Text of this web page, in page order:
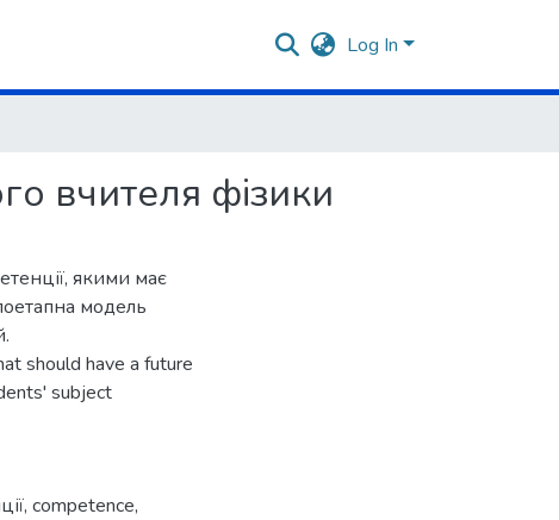
Log In
вчителя фізики
якими має
модель
should have a future
subject
, competence,